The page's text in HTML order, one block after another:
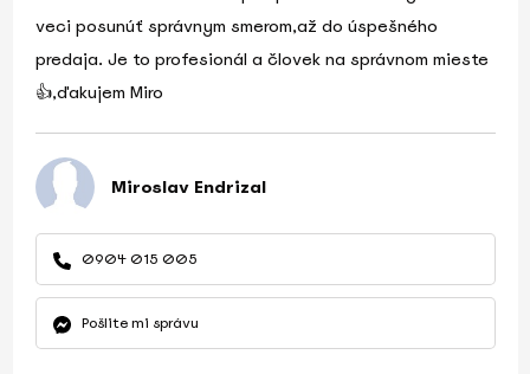
veci posunúť správnym smerom,až do úspešného
predaja. Je to profesionál a človek na správnom mieste
👍,ďakujem Miro
Miroslav Endrizal
0904 015 005
Pošlite mi správu